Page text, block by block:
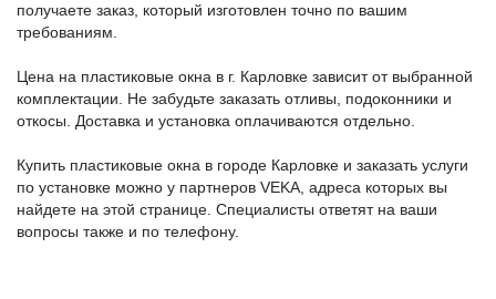
получаете заказ, который изготовлен точно по вашим
требованиям.
Цена на пластиковые окна в г. Карловке зависит от выбранной
комплектации. Не забудьте заказать отливы, подоконники и
откосы. Доставка и установка оплачиваются отдельно.
Купить пластиковые окна в городе Карловке и заказать услуги
по установке можно у партнеров VEKA, адреса которых вы
найдете на этой странице. Специалисты ответят на ваши
вопросы также и по телефону.